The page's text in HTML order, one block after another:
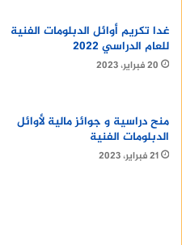
7. كلية العلوم الاجتماعية والإنسانية.
9. كلية العلوم.
غدا تكريم أوائل الدبلومات الفنية
للعام الدراسي 2022
20 فبراير، 2023
منح دراسية و جوائز مالية لأوائل
الدبلومات الفنية
21 فبراير، 2023